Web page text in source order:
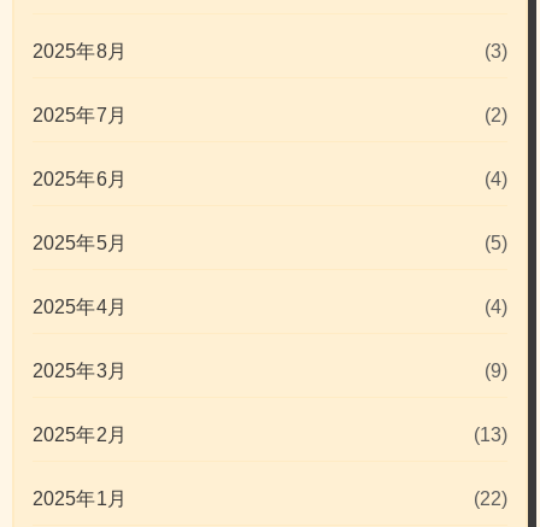
2025年8月 (3)
2025年7月 (2)
2025年6月 (4)
2025年5月 (5)
2025年4月 (4)
2025年3月 (9)
2025年2月 (13)
2025年1月 (22)